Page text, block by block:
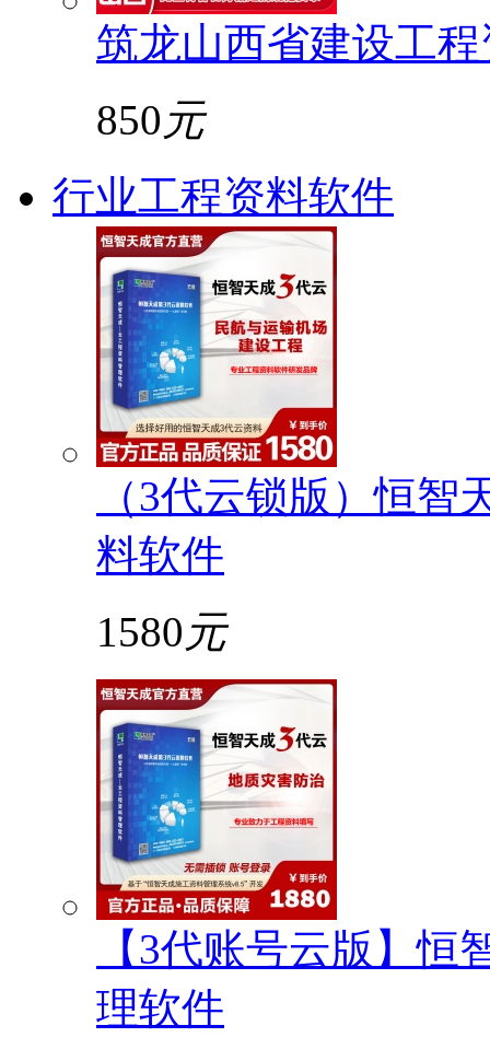
筑龙山西省建设工
850 元
行业工程资料软件
（3代云锁版）恒
料软件
1580 元
【3代账号云版】
理软件